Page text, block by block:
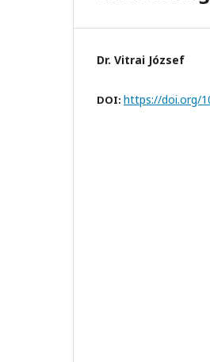
Dr. Vitrai József
DOI: https://doi.org/